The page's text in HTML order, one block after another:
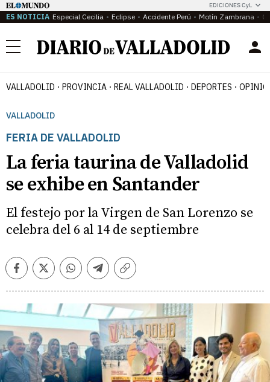
EDICIONES CyL
ES NOTICIA Especial Cecilia Eclipse Accidente Perú Motín Zambrana
Menú
VALLADOLID PROVINCIA REAL VALLADOLID DEPORTES
VALLADOLID
FERIA DE VALLADOLID
La feria taurina de Valladolid
se exhibe en Santander
El festejo por la Virgen de San Lorenzo se
celebra del 6 al 14 de septiembre
FacebookTwitterWhatsappTelegramCopiar